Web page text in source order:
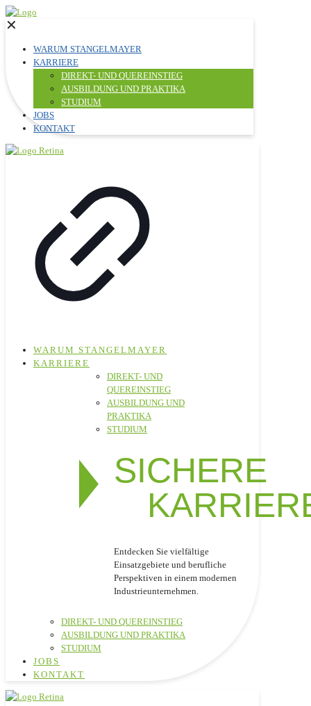
✕
WARUM STANGELMAYER
KARRIERE
DIREKT- UND QUEREINSTIEG
AUSBILDUNG UND PRAKTIKA
STUDIUM
JOBS
KONTAKT
WARUM STANGELMAYER
KARRIERE
DIREKT- UND
QUEREINSTIEG
AUSBILDUNG UND
PRAKTIKA
STUDIUM
SICHERE
Entdecken Sie vielfältige
Einsatzgebiete und berufliche
Perspektiven in einem modernen
Industrieunternehmen.
DIREKT- UND QUEREINSTIEG
AUSBILDUNG UND PRAKTIKA
STUDIUM
JOBS
KONTAKT